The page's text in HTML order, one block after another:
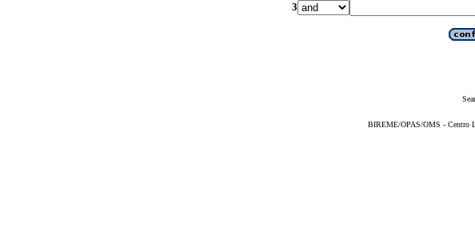
3
BIREME/OPAS/OMS - Centro